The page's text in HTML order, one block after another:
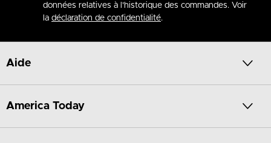
données relatives à l'historique des commandes. Voir
la déclaration de confidentialité.
Aide
America Today